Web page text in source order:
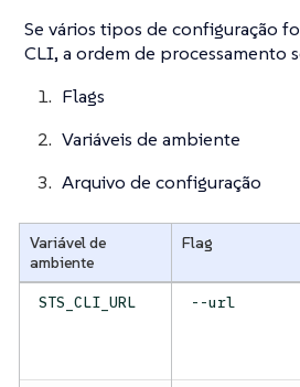
Se vários tipos de configuração
CLI, a ordem de processamento
Flags
Variáveis de ambiente
Arquivo de configuração
Variável de
ambiente
Flag
STS_CLI_URL --url